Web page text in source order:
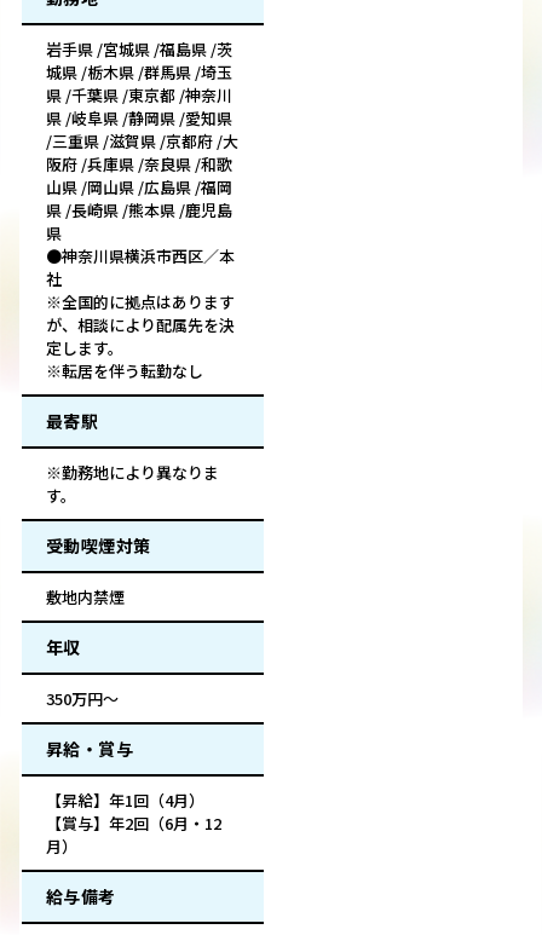
岩手県 /宮城県 /福島県 /茨
城県 /栃木県 /群馬県 /埼玉
県 /千葉県 /東京都 /神奈川
県 /岐阜県 /静岡県 /愛知県
/三重県 /滋賀県 /京都府 /大
阪府 /兵庫県 /奈良県 /和歌
山県 /岡山県 /広島県 /福岡
県 /長崎県 /熊本県 /鹿児島
県
●神奈川県横浜市西区／本
社
※全国的に拠点はあります
が、相談により配属先を決
定します。
※転居を伴う転勤なし
最寄駅
※勤務地により異なりま
す。
受動喫煙対策
敷地内禁煙
年収
350万円～
昇給・賞与
【昇給】年1回（4月）
【賞与】年2回（6月・12
月）
給与備考